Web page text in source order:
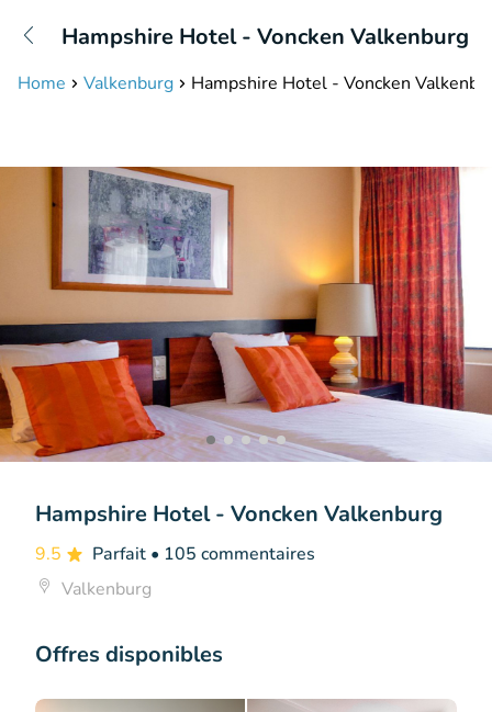
Disponible jusqu'à 23:00 heures
Hampshire Hotel - Voncken Valkenburg
Home Valkenburg Hampshire Hotel - Voncken
Hampshire Hotel - Voncken Valkenburg
9.5 Parfait • 105 commentaires
Valkenburg
Offres disponibles